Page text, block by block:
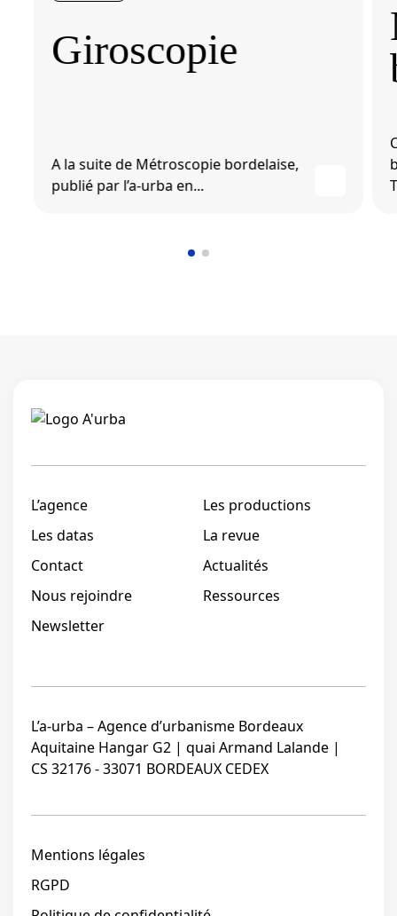
Giroscopie
A la suite de Métroscopie bordelaise,
publié par l’a-urba en...
L’agence
Les productions
Les datas
La revue
Contact
Actualités
Nous rejoindre
Ressources
Newsletter
L’a-urba – Agence d’urbanisme Bordeaux
Aquitaine Hangar G2 | quai Armand Lalande |
CS 32176 - 33071 BORDEAUX CEDEX
Mentions légales
RGPD